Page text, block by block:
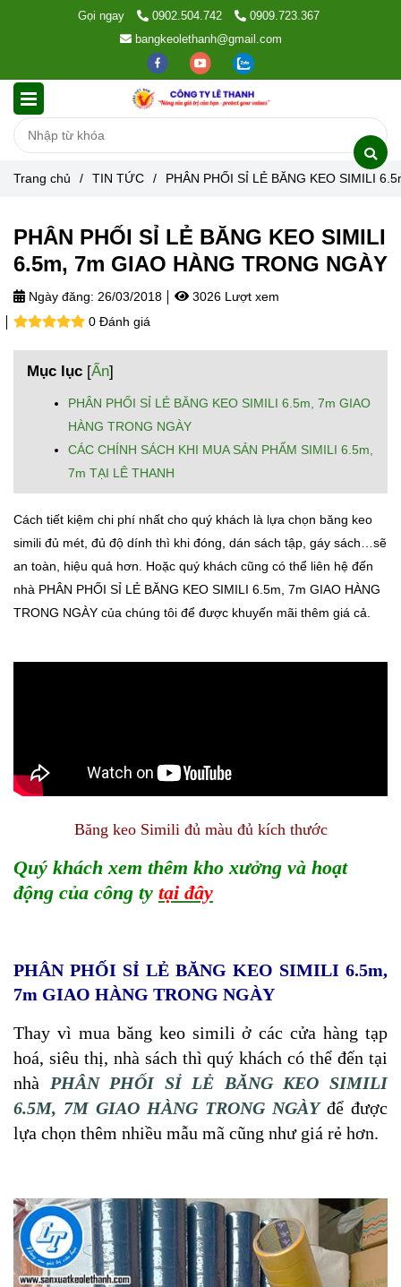
Gọi ngay 0902.504.742
0909.723.367
bangkeolethanh@gmail.com
Trang chủ / TIN TỨC / PHÂN PHỐI SỈ LẺ BĂNG KEO SIMILI
PHÂN PHỐI SỈ LẺ BĂNG KEO SIMILI
6.5m, 7m GIAO HÀNG TRONG NGÀY
Ngày đăng: 26/03/2018
3026 Lượt xem
0 Đánh giá
Mục lục [Ẩn]
PHÂN PHỐI SỈ LẺ BĂNG KEO SIMILI 6.5m, 7m GIAO
HÀNG TRONG NGÀY
CÁC CHÍNH SÁCH KHI MUA SẢN PHẨM SIMILI 6.5m,
7m TẠI LÊ THANH
Cách tiết kiệm chi phí nhất cho quý khách là lựa chọn băng keo
simili đủ mét, đủ độ dính thì khi đóng, dán sách tập, gáy sách…sẽ
an toàn, hiệu quả hơn. Hoặc quý khách cũng có thể liên hệ đến
nhà PHÂN PHỐI SỈ LẺ BĂNG KEO SIMILI 6.5m, 7m GIAO HÀNG
TRONG NGÀY của chúng tôi để được khuyến mãi thêm giá cả.
Băng keo Simili đủ màu đủ kích thước
Quý khách xem thêm kho xưởng và hoạt
động của công ty tại đây
PHÂN PHỐI SỈ LẺ BĂNG KEO SIMILI 6.5m,
7m GIAO HÀNG TRONG NGÀY
Thay vì mua băng keo simili ở các cửa hàng tạp
hoá, siêu thị, nhà sách thì quý khách có thể đến tại
nhà PHÂN PHỐI SỈ LẺ BĂNG KEO SIMILI
6.5M, 7M GIAO HÀNG TRONG NGÀYđể được
lựa chọn thêm nhiều mẫu mã cũng như giá rẻ hơn.